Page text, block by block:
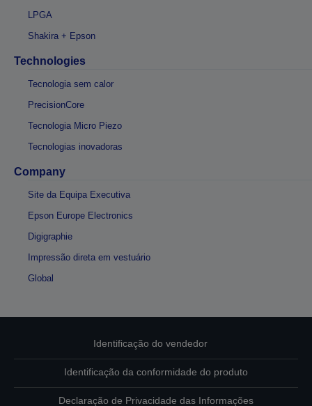
LPGA
Shakira + Epson
Technologies
Tecnologia sem calor
PrecisionCore
Tecnologia Micro Piezo
Tecnologias inovadoras
Company
Site da Equipa Executiva
Epson Europe Electronics
Digigraphie
Impressão direta em vestuário
Global
Identificação do vendedor
Identificação da conformidade do produto
Declaração de Privacidade das Informações